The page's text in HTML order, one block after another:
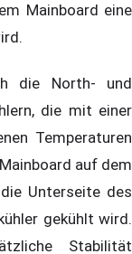
Mainboard eine
die North- und
die mit einer
Temperaturen
auf dem
Unterseite des
gekühlt wird.
Stabilität